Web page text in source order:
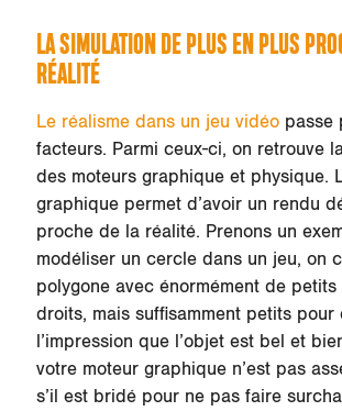
LA SIMULATION DE PLUS EN PLUS
RÉALITÉ
Le réalisme dans un jeu vidéopasse
facteurs. Parmi ceux-ci, on retrouve
des moteurs graphique et physique.
graphique permet d’avoir un rendu
proche de la réalité. Prenons un
modéliser un cercle dans un jeu, on
polygone avec énormément de petits
droits, mais suffisamment petits pour
l’impression que l’objet est bel et
votre moteur graphique n’est pas
s’il est bridé pour ne pas faire